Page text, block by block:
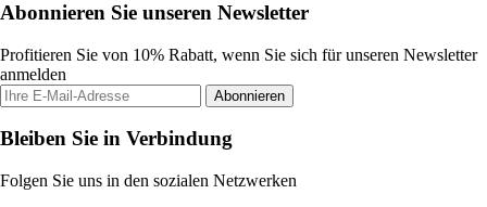
Abonnieren Sie unseren Newsletter
Profitieren Sie von 10% Rabatt, wenn Sie sich für unseren Newsletter
anmelden
Abonnieren
Bleiben Sie in Verbindung
Folgen Sie uns in den sozialen Netzwerken